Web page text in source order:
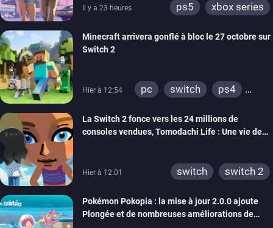
Il y a 23 heures ps5 xbox series
Minecraft arrivera gonflé à bloc le 27 octobre sur
Switch 2
Hier à 12:54 pc switch
ps4
wiiu
3ds
ps3
xbox 360
switch 2
La Switch 2 fonce vers les 24 millions de
consoles vendues, Tomodachi Life : Une vie de
Hier à 12:01 switch switch 2
Pokémon Pokopia : la mise à jour 2.0.0 ajoute
Plongée et de nombreuses améliorations de